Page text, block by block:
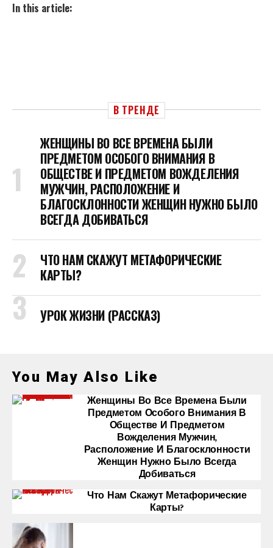
In this article:
В ТРЕНДЕ
ЖЕНЩИНЫ ВО ВСЕ ВРЕМЕНА БЫЛИ
ПРЕДМЕТОМ ОСОБОГО ВНИМАНИЯ В
ОБЩЕСТВЕ И ПРЕДМЕТОМ ВОЖДЕЛЕНИЯ
МУЖЧИН, РАСПОЛОЖЕНИЕ И
БЛАГОСКЛОННОСТИ ЖЕНЩИН НУЖНО БЫЛО
ВСЕГДА ДОБИВАТЬСЯ
ЧТО НАМ СКАЖУТ МЕТАФОРИЧЕСКИЕ
КАРТЫ?
УРОК ЖИЗНИ (РАССКАЗ)
You May Also Like
Женщины Во Все Времена Были
Предметом Особого Внимания В
Обществе И Предметом
Вожделения Мужчин,
Расположение И Благосклонности
Женщин Нужно Было Всегда
Добиваться
Что Нам Скажут Метафорические
Карты?